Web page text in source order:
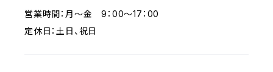
営業時間：月〜金 9：00〜17：00
定休日：土日、祝日